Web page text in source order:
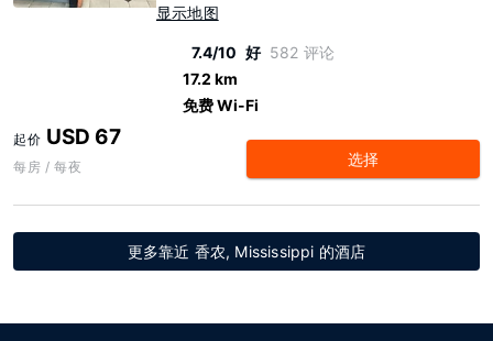
显示地图
7.4/10 好 582 评论
17.2 km
免费 Wi-Fi
起价 USD 67
每房 / 每夜 选择
更多靠近 香农, Mississippi 的酒店